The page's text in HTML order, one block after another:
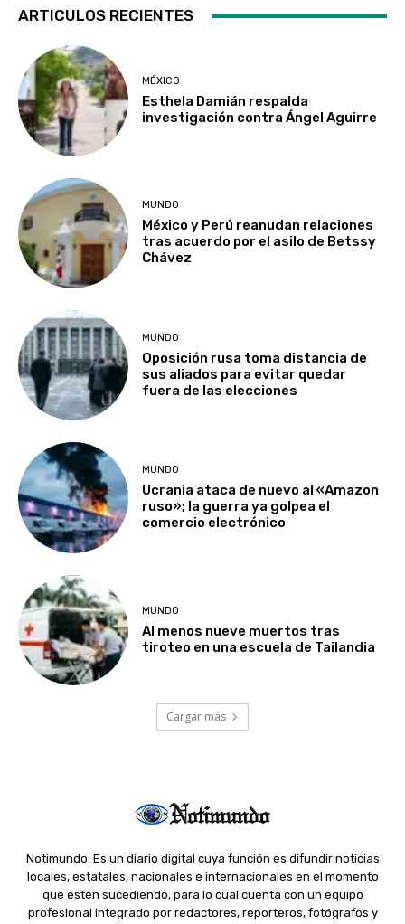
ARTICULOS RECIENTES
MÉXICO
Esthela Damián respalda
investigación contra Ángel Aguirre
MUNDO
México y Perú reanudan relaciones
tras acuerdo por el asilo de Betssy
Chávez
MUNDO
Oposición rusa toma distancia de
sus aliados para evitar quedar
fuera de las elecciones
MUNDO
Ucrania ataca de nuevo al «Amazon
ruso»; la guerra ya golpea el
comercio electrónico
MUNDO
Al menos nueve muertos tras
tiroteo en una escuela de Tailandia
Cargar más
Notimundo: Es un diario digital cuya función es difundir noticias
locales, estatales, nacionales e internacionales en el momento
que estén sucediendo, para lo cual cuenta con un equipo
profesional integrado por redactores, reporteros, fotógrafos y